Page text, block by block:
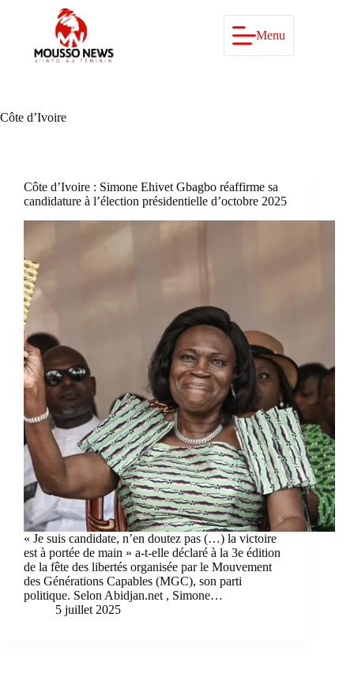
Menu
Côte d’Ivoire
Côte d’Ivoire : Simone Ehivet Gbagbo réaffirme sa
candidature à l’élection présidentielle d’octobre 2025
« Je suis candidate, n’en doutez pas (…) la victoire
est à portée de main » a-t-elle déclaré à la 3e édition
de la fête des libertés organisée par le Mouvement
des Générations Capables (MGC), son parti
politique. Selon Abidjan.net , Simone…
5 juillet 2025